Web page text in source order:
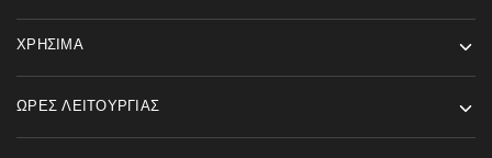
ΧΡΉΣΙΜΑ
ΏΡΕΣ ΛΕΙΤΟΥΡΓΊΑΣ